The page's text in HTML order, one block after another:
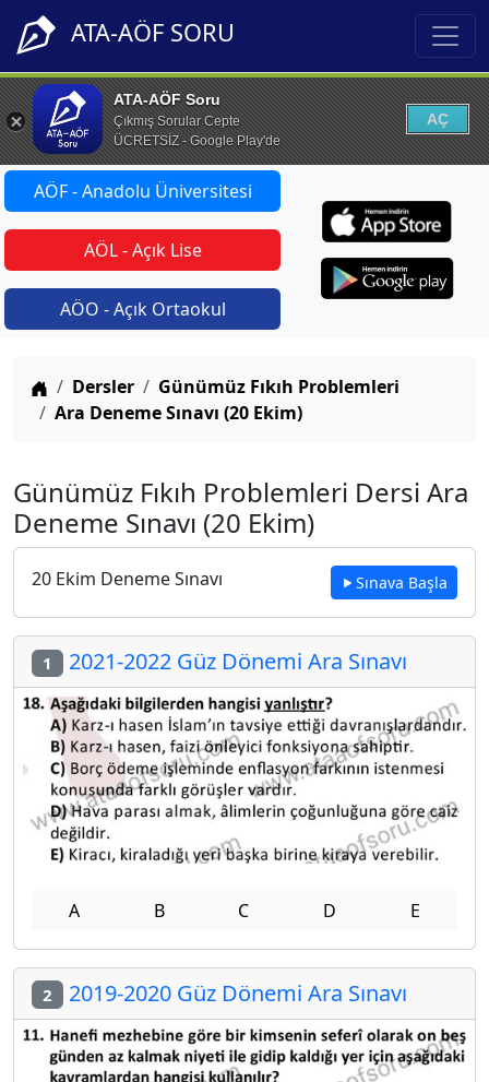
ATA-AÖF SORU
ATA-AÖF Soru
Çıkmış Sorular Cepte
ÜCRETSİZ - Google Play'de
AÇ
AÖF - Anadolu Üniversitesi
AÖL - Açık Lise
AÖO - Açık Ortaokul
Anasayfa
Dersler
Günümüz Fıkıh Problemleri
Ara Deneme Sınavı (20 Ekim)
Günümüz Fıkıh Problemleri Dersi Ara
Deneme Sınavı (20 Ekim)
20 Ekim Deneme Sınavı Sınava Başla
1 2021-2022 Güz Dönemi Ara Sınavı
A B C D E
2 2019-2020 Güz Dönemi Ara Sınavı